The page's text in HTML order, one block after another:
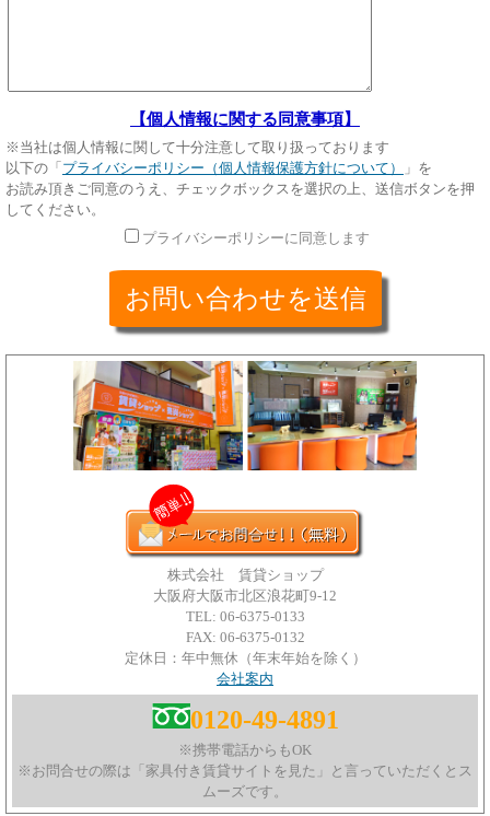
【個人情報に関する同意事項】
※当社は個人情報に関して十分注意して取り扱っております
以下の「 プライバシーポリシー（個人情報保護方針について）
」を
お読み頂きご同意のうえ、チェックボックスを選択の上、送信ボタンを押
してください。
プライバシーポリシーに同意します
株式会社 賃貸ショップ
大阪府大阪市北区浪花町9-12
TEL: 06-6375-0133
FAX: 06-6375-0132
定休日：年中無休（年末年始を除く）
会社案内
0120-49-4891
※携帯電話からもOK
※お問合せの際は「家具付き賃貸サイトを見た」と言っていただくとス
ムーズです。